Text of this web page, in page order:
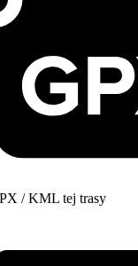
/ KML tej trasy